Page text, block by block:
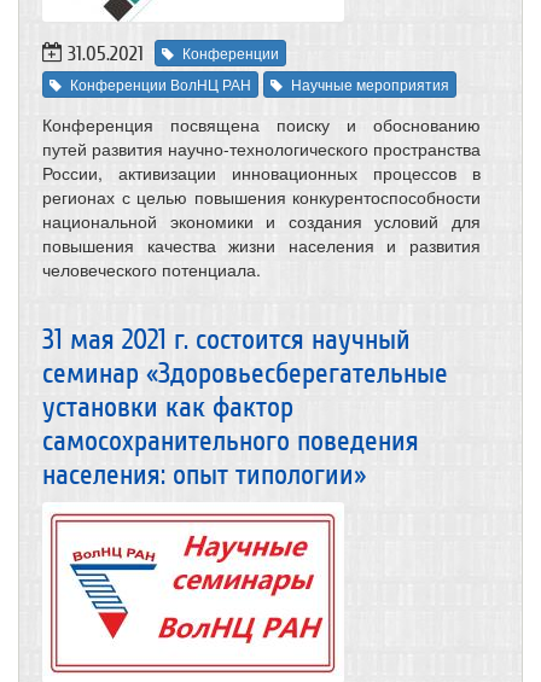
31.05.2021
Конференции
Конференции ВолНЦ РАН
Научные мероприятия
Конференция посвящена поиску и обоснованию
путей развития научно-технологического пространства
России, активизации инновационных процессов в
регионах с целью повышения конкурентоспособности
национальной экономики и создания условий для
повышения качества жизни населения и развития
человеческого потенциала.
31 мая 2021 г. состоится научный
семинар «Здоровьесберегательные
установки как фактор
самосохранительного поведения
населения: опыт типологии»